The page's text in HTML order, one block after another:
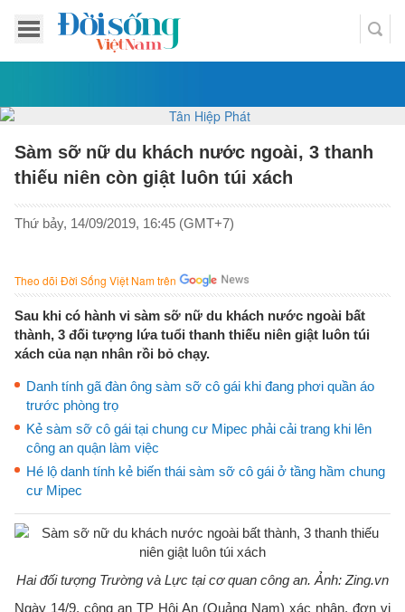
Sàm sỡ nữ du khách nước ngoài, 3 thanh
thiếu niên còn giật luôn túi xách
Thứ bảy, 14/09/2019, 16:45 (GMT+7)
Theo dõi Đời Sống Việt Nam trên
Sau khi có hành vi sàm sỡ nữ du khách nước ngoài bất
thành, 3 đối tượng lứa tuổi thanh thiếu niên giật luôn túi
xách của nạn nhân rồi bỏ chạy.
Danh tính gã đàn ông sàm sỡ cô gái khi đang phơi quần áo
trước phòng trọ
Kẻ sàm sỡ cô gái tại chung cư Mipec phải cải trang khi lên
công an quận làm việc
Hé lộ danh tính kẻ biến thái sàm sỡ cô gái ở tầng hầm chung
cư Mipec
Hai đối tượng Trường và Lực tại cơ quan công an. Ảnh: Zing.vn
Ngày 14/9, công an TP Hội An (Quảng Nam) xác nhận, đơn vị